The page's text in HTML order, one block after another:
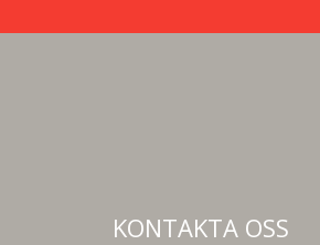
KONTAKTA OSS